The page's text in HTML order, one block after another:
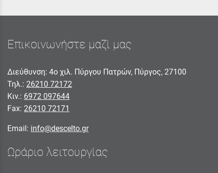
Επικοινωνήστε μαζί μας
Διεύθυνση: 4ο χιλ. Πύργου Πατρών, Πύργος, 27100
Τηλ.: 26210 72172
Κιν.: 6972 097644
Fax: 26210 72171
Email: info@descelto.gr
Ωράριο λειτουργίας